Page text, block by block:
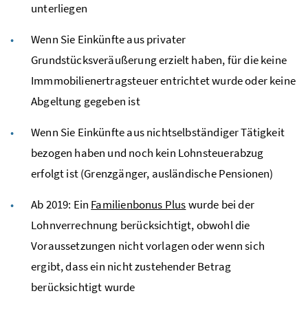
unterliegen
Wenn Sie Einkünfte aus privater
Grundstücksveräußerung erzielt haben, für die keine
Immmobilienertragsteuer entrichtet wurde oder keine
Abgeltung gegeben ist
Wenn Sie Einkünfte aus nichtselbständiger Tätigkeit
bezogen haben und noch kein Lohnsteuerabzug
erfolgt ist (Grenzgänger, ausländische Pensionen)
Ab 2019: Ein Familienbonus Pluswurde bei der
Lohnverrechnung berücksichtigt, obwohl die
Voraussetzungen nicht vorlagen oder wenn sich
ergibt, dass ein nicht zustehender Betrag
berücksichtigt wurde